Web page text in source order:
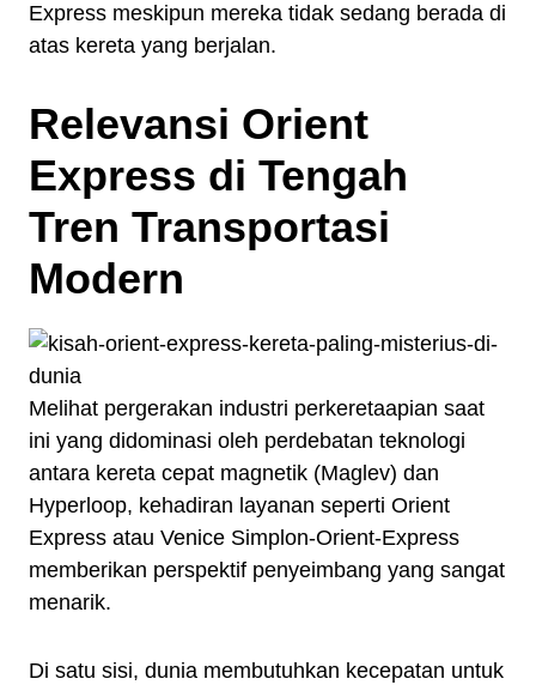
Express meskipun mereka tidak sedang berada di
atas kereta yang berjalan.
Relevansi Orient
Express di Tengah
Tren Transportasi
Modern
Melihat pergerakan industri perkeretaapian saat
ini yang didominasi oleh perdebatan teknologi
antara kereta cepat magnetik (Maglev) dan
Hyperloop, kehadiran layanan seperti Orient
Express atau Venice Simplon-Orient-Express
memberikan perspektif penyeimbang yang sangat
menarik.
Di satu sisi, dunia membutuhkan kecepatan untuk